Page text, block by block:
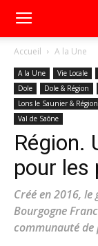
Accueil A la Une
A la Une Vie Locale
Dole
Dole & Région
Lons le Saunier & Région
Val de Saône
Région.
pour les
Créé en 2016, le
Bourgogne
communauté de